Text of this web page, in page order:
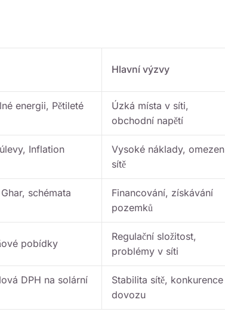
Hlavní výzvy
energii, Pětileté
Úzká místa v síti,
obchodní napětí
Inflation
Vysoké náklady,
sítě
schémata
Financování, získávání
pozemků
pobídky
Regulační složitost,
problémy v síti
DPH na solární
Stabilita sítě, konkurence
dovozu